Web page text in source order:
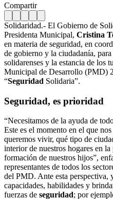
Compartir
Solidaridad.- El Gobierno de
Presidenta Municipal, Cristina
en materia de seguridad, en
de gobierno y la ciudadanía,
solidarenses y la estancia de los
Municipal de Desarrollo (PMD)
“Seguridad Solidaria”.
Seguridad, es prioridad
“Necesitamos de la ayuda de
Este es el momento en el que
queremos vivir, qué tipo de
interior de nuestros hogares en
formación de nuestros hijos”,
representantes de todos los
del PMD. Ante esta perspectiva,
capacidades, habilidades y
fuerzas de seguridad; por